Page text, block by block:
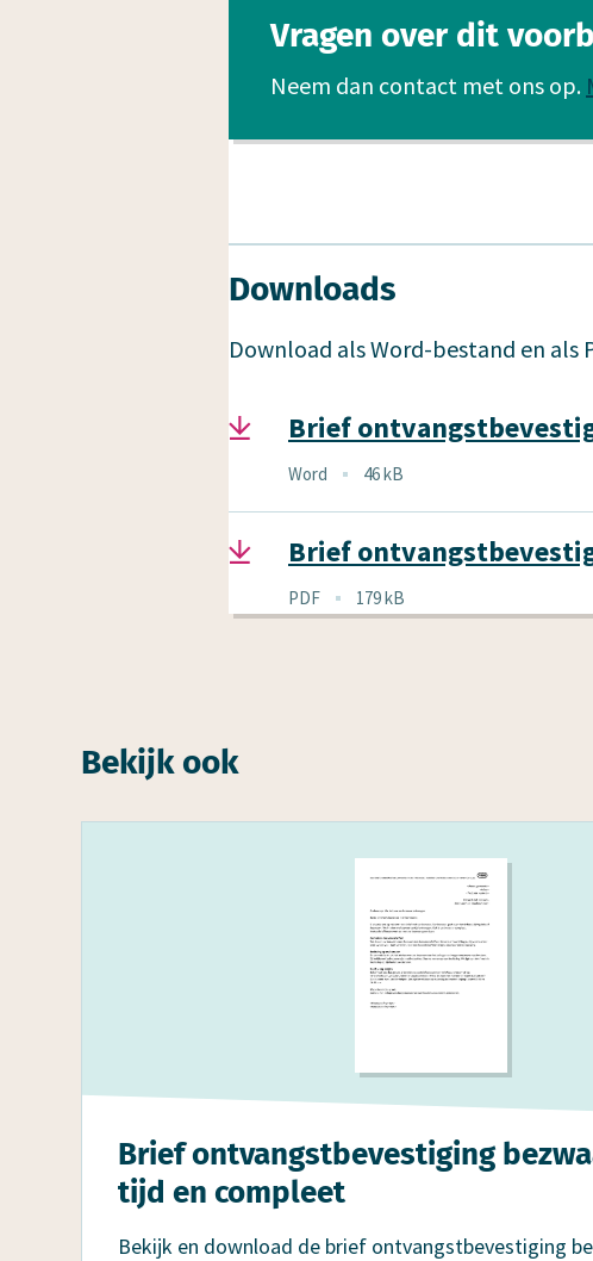
Vragen over dit
Neem dan contact met ons op.
Downloads
Download als Word-bestand en als
Brief
Bestandstype
Word
46 kB
Brief
Bestandstype
PDF
179 kB
Bekijk ook
Brief ont­vangstbevestiging
tijd en compleet
Bekijk en download de brief ontvangstbevestiging